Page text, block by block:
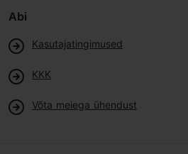
Abi
Kasutajatingimused
KKK
Võta meiega ühendust